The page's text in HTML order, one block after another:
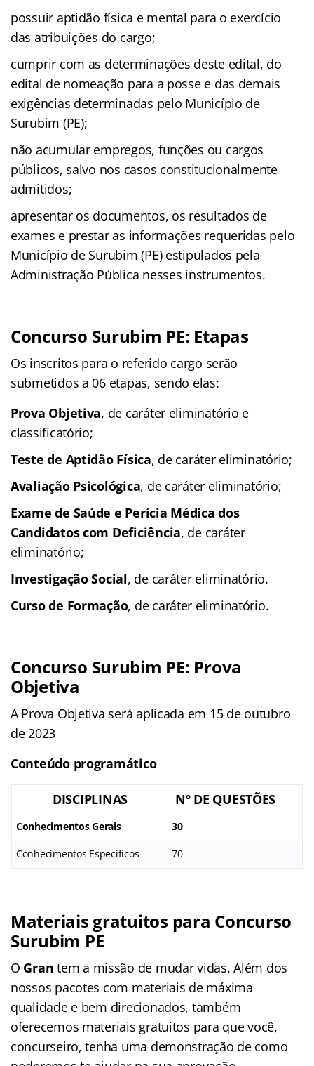
possuir aptidão física e mental para o exercício
das atribuições do cargo;
cumprir com as determinações deste edital, do
edital de nomeação para a posse e das demais
exigências determinadas pelo Município de
Surubim (PE);
não acumular empregos, funções ou cargos
públicos, salvo nos casos constitucionalmente
admitidos;
apresentar os documentos, os resultados de
exames e prestar as informações requeridas pelo
Município de Surubim (PE) estipulados pela
Administração Pública nesses instrumentos.
Concurso Surubim PE: Etapas
Os inscritos para o referido cargo serão
submetidos a 06 etapas, sendo elas:
Prova Objetiva, de caráter eliminatório e
classificatório;
Teste de Aptidão Física, de caráter eliminatório;
Avaliação Psicológica, de caráter eliminatório;
Exame de Saúde e Perícia Médica dos
Candidatos com Deficiência, de caráter
eliminatório;
Investigação Social, de caráter eliminatório.
Curso de Formação, de caráter eliminatório.
Concurso Surubim PE: Prova
Objetiva
A Prova Objetiva será aplicada em 15 de outubro
de 2023
Conteúdo programático
DISCIPLINAS Nº DE QUESTÕES
Conhecimentos Gerais 30
Conhecimentos Específicos 70
Materiais gratuitos para Concurso
Surubim PE
O Grantem a missão de mudar vidas. Além dos
nossos pacotes com materiais de máxima
qualidade e bem direcionados, também
oferecemos materiais gratuitos para que você,
concurseiro, tenha uma demonstração de como